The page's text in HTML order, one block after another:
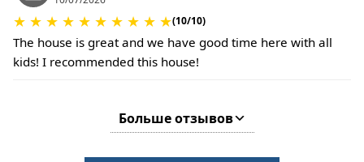
•Залог за ущерб:
При регистрации заезда залог не требуется.
За содержание домашних животных или при
★ ★ ★ ★ ★ ★ ★ ★ ★ ★(10/10)
The house is great and we have good time here with all
kids! I recommended this house!
Больше отзывов